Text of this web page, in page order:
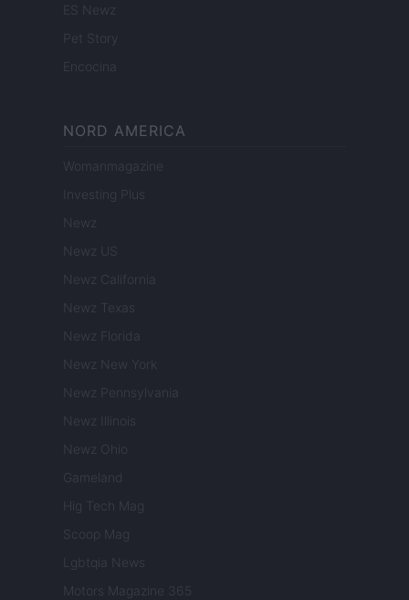
ES Newz
Pet Story
Encocina
NORD AMERICA
Womanmagazine
Investing Plus
Newz
Newz US
Newz California
Newz Texas
Newz Florida
Newz New York
Newz Pennsylvania
Newz Illinois
Newz Ohio
Gameland
Hig Tech Mag
Scoop Mag
Lgbtqia News
Motors Magazine 365